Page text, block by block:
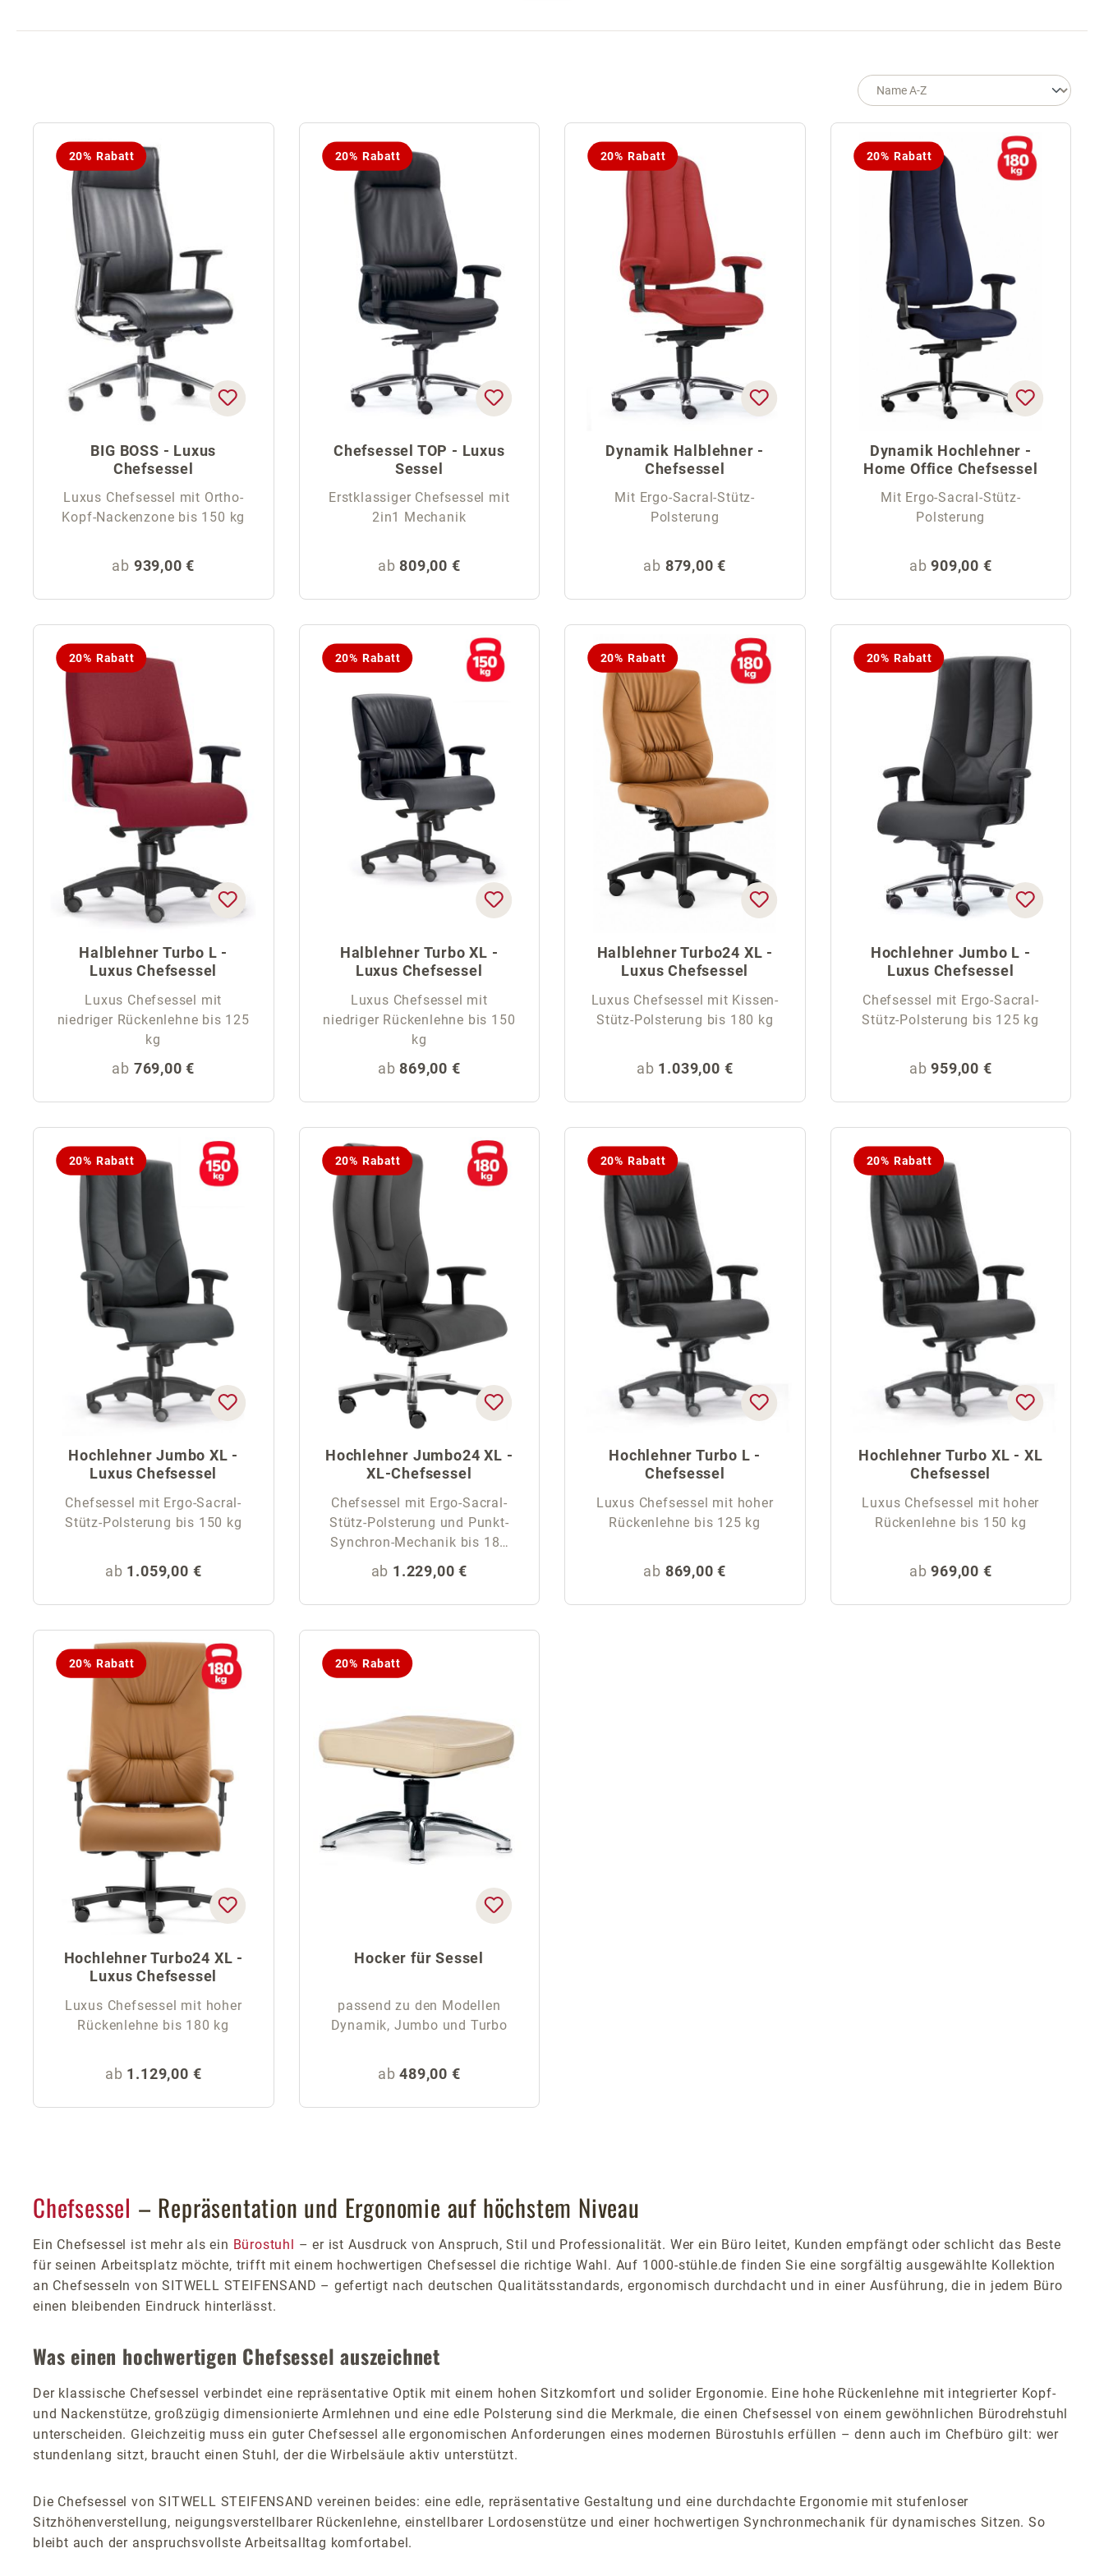
20% Rabatt
BIG BOSS - Luxus
Chefsessel
Luxus Chefsessel mit Ortho-
Kopf-Nackenzone bis 150 kg
Regulärer Preis:
ab 939,00 €
20% Rabatt
Chefsessel TOP - Luxus
Sessel
Erstklassiger Chefsessel mit
2in1 Mechanik
Regulärer Preis:
ab809,00 €
20% Rabatt
Dynamik Halblehner -
Chefsessel
Mit Ergo-Sacral-Stütz-
Polsterung
Regulärer Preis:
ab 879,00 €
20% Rabatt
Dynamik Hochlehner -
Home Office Chefsessel
Mit Ergo-Sacral-Stütz-
Polsterung
Regulärer Preis:
ab909,00 €
20% Rabatt
Halblehner Turbo L -
Luxus Chefsessel
Luxus Chefsessel mit
niedriger Rückenlehne bis 125
kg
Regulärer Preis:
ab 769,00 €
20% Rabatt
Halblehner Turbo XL -
Luxus Chefsessel
Luxus Chefsessel mit
niedriger Rückenlehne bis 150
kg
Regulärer Preis:
ab869,00 €
20% Rabatt
Halblehner Turbo24 XL -
Luxus Chefsessel
Luxus Chefsessel mit Kissen-
Stütz-Polsterung bis 180 kg
Regulärer Preis:
ab 1.039,00 €
20% Rabatt
Hochlehner Jumbo L -
Luxus Chefsessel
Chefsessel mit Ergo-Sacral-
Stütz-Polsterung bis 125 kg
Regulärer Preis:
ab959,00 €
20% Rabatt
Hochlehner Jumbo XL -
Luxus Chefsessel
Chefsessel mit Ergo-Sacral-
Stütz-Polsterung bis 150 kg
Regulärer Preis:
ab 1.059,00 €
20% Rabatt
Hochlehner Jumbo24 XL -
XL-Chefsessel
Chefsessel mit Ergo-Sacral-
Stütz-Polsterung und Punkt-
Synchron-Mechanik bis 180
kg
Regulärer Preis:
ab 1.229,00 €
20% Rabatt
Hochlehner Turbo L -
Chefsessel
Luxus Chefsessel mit hoher
Rückenlehne bis 125 kg
Regulärer Preis:
ab 869,00 €
20% Rabatt
Hochlehner Turbo XL - XL
Chefsessel
Luxus Chefsessel mit hoher
Rückenlehne bis 150 kg
Regulärer Preis:
ab969,00 €
20% Rabatt
Hochlehner Turbo24 XL -
Luxus Chefsessel
Luxus Chefsessel mit hoher
Rückenlehne bis 180 kg
Regulärer Preis:
ab 1.129,00 €
20% Rabatt
Hocker für Sessel
passend zu den Modellen
Dynamik, Jumbo und Turbo
Regulärer Preis:
ab489,00 €
Chefsessel – Repräsentation und Ergonomie auf höchstem Niveau
Ein Chefsessel ist mehr als ein Bürostuhl – er ist Ausdruck von Anspruch, Stil und Professionalität. Wer ein Büro leitet, Kunden empfängt oder schlicht das Beste
für seinen Arbeitsplatz möchte, trifft mit einem hochwertigen Chefsessel die richtige Wahl. Auf 1000-stühle.de finden Sie eine sorgfältig ausgewählte Kollektion
an Chefsesseln von SITWELL STEIFENSAND – gefertigt nach deutschen Qualitätsstandards, ergonomisch durchdacht und in einer Ausführung, die in jedem Büro
einen bleibenden Eindruck hinterlässt.
Was einen hochwertigen Chefsessel auszeichnet
Der klassische Chefsessel verbindet eine repräsentative Optik mit einem hohen Sitzkomfort und solider Ergonomie. Eine hohe Rückenlehne mit integrierter Kopf-
und Nackenstütze, großzügig dimensionierte Armlehnen und eine edle Polsterung sind die Merkmale, die einen Chefsessel von einem gewöhnlichen Bürodrehstuhl
unterscheiden. Gleichzeitig muss ein guter Chefsessel alle ergonomischen Anforderungen eines modernen Bürostuhls erfüllen – denn auch im Chefbüro gilt: wer
stundenlang sitzt, braucht einen Stuhl, der die Wirbelsäule aktiv unterstützt.
Die Chefsessel von SITWELL STEIFENSAND vereinen beides: eine edle, repräsentative Gestaltung und eine durchdachte Ergonomie mit stufenloser
Sitzhöhenverstellung, neigungsverstellbarer Rückenlehne, einstellbarer Lordosenstütze und einer hochwertigen Synchronmechanik für dynamisches Sitzen. So
bleibt auch der anspruchsvollste Arbeitsalltag komfortabel.